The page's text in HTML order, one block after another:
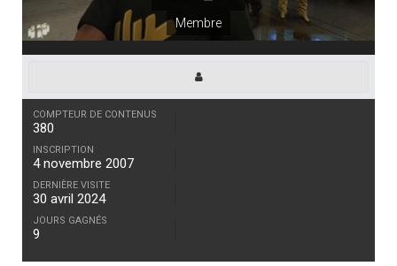
Membre
COMPTEUR DE CONTENUS
380
INSCRIPTION
4 novembre 2007
DERNIÈRE VISITE
30 avril 2024
JOURS GAGNÉS
9